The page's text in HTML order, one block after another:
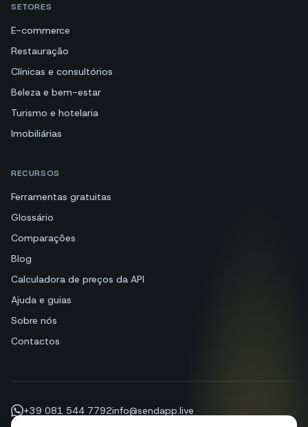
SETORES
E-commerce
Restauração
Clínicas e consultórios
Beleza e bem-estar
Turismo e hotelaria
Imobiliárias
RECURSOS
Ferramentas gratuitas
Glossário
Comparações
Blog
Calculadora de preços da API
Ajuda e guias
Sobre nós
Contactos
+39 081 544 7792info@sendapp.live